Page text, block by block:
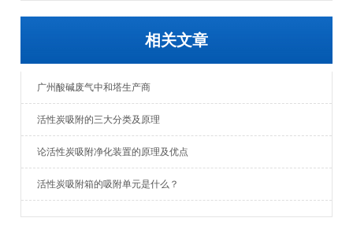
相关文章
广州酸碱废气中和塔生产商
活性炭吸附的三大分类及原理
论活性炭吸附净化装置的原理及优点
活性炭吸附箱的吸附单元是什么？